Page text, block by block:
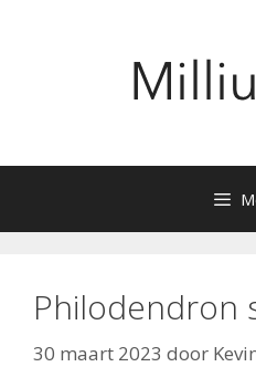
Philodendron
30 maart 2023 door